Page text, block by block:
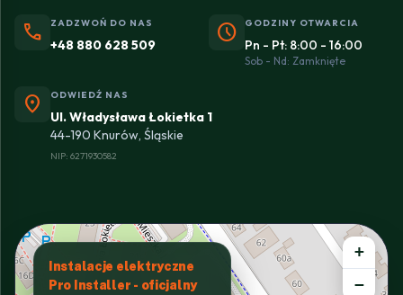
phone ZADZWOŃ DO NAS
+48 880 628 509 schedule GODZINY OTWARCIA
Pn - Pt: 8:00 - 16:00
Sob - Nd: Zamknięte
location_on ODWIEDŹ NAS
Ul. Władysława Łokietka 1
44-190 Knurów, Śląskie
NIP: 6271930582
Instalacje elektryczne
Pro Installer - oficjalny
+
−